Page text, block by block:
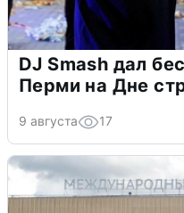
DJ Smash дал
Перми на Дне
9 августа 17